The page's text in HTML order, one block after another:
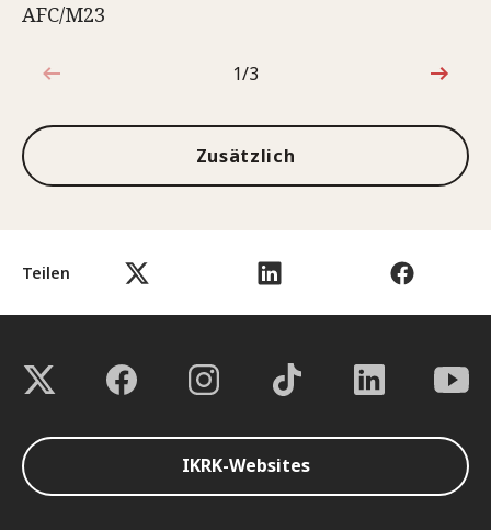
Teilen
AFC/M23
1von3
1/3
Zusätzlich
IKRK-Websites